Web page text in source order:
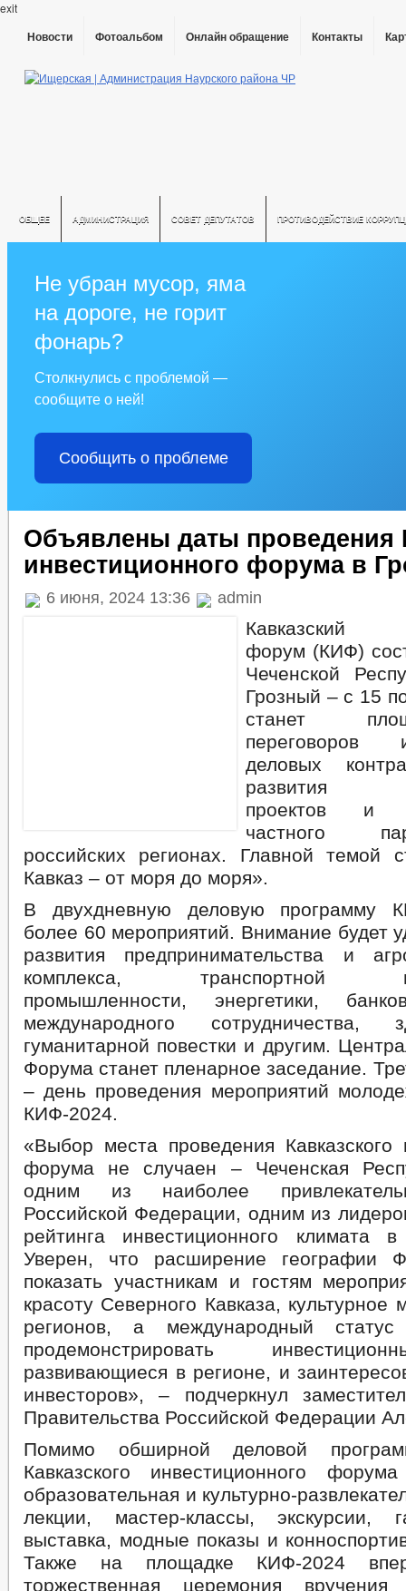
exit
Новости Фотоальбом Онлайн обращение Контакты
ОБЩЕЕ АДМИНИСТРАЦИЯ СОВЕТ ДЕПУТАТОВ ПРОТИВОДЕЙСТВИЕ
Не убран мусор, яма
на дороге, не горит
фонарь?
Столкнулись с проблемой —
сообщите о ней!
Сообщить о проблеме
Объявлены даты проведения
инвестиционного форума в
6 июня, 2024 13:36 admin
Кавказский
форум (КИФ)
Чеченской
Грозный – с 15
станет
переговоров
деловых
развития
проектов и
частного
российских регионах. Главной темой
Кавказ – от моря до моря».
В двухдневную деловую программу
более 60 мероприятий. Внимание будет
развития предпринимательства и
комплекса, транспортной
промышленности, энергетики,
международного сотрудничества,
гуманитарной повестки и другим.
Форума станет пленарное заседание.
– день проведения мероприятий
КИФ-2024.
«Выбор места проведения Кавказского
форума не случаен – Чеченская
одним из наиболее
Российской Федерации, одним из
рейтинга инвестиционного климата
Уверен, что расширение географии
показать участникам и гостям
красоту Северного Кавказа, культурное
регионов, а международный
продемонстрировать
развивающиеся в регионе, и
инвесторов», – подчеркнул
Правительства Российской Федерации
Помимо обширной деловой
Кавказского инвестиционного
образовательная и культурно-
лекции, мастер-классы, экскурсии,
выставка, модные показы и
Также на площадке КИФ-2024
торжественная церемония вручения